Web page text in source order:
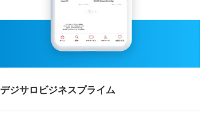
デジサロビジネスプライム